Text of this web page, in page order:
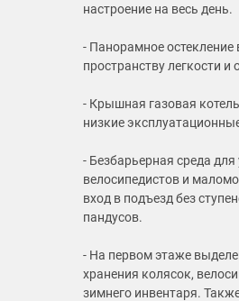
настроение на весь день.
- Панорамное
пространству легкости и
- Крышная газовая
низкие
- Безбарьерная среда
велосипедистов и
вход в подъезд без
пандусов.
- На первом этаже
хранения колясок,
зимнего инвентаря.